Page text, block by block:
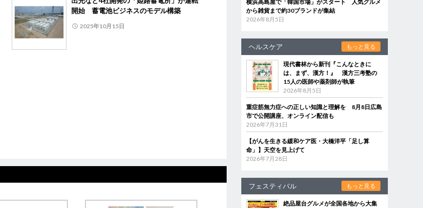
開始 蓄電池ビジネスのモデル構築
2025年10月15日
横浜高島屋で「韓国市場」がスタート 人気グルメ
から雑貨まで約30ブランドが集結
2026年8月5日
ヘルスケア もっと見る
現代書林から新刊『こんなときに
は、まず、漢方！』 漢方三考塾の
15人の医師や薬剤師が執筆
2026年8月5日
重症筋無力症への正しい知識と理解を 8月8日広島
市で公開講座、オンライン配信も
2026年7月31日
【がんを生きる緩和ケア医・大橋洋平「足し算
命」】天空を見上げて
2026年7月28日
フェスティバル もっと見る
絶品屋台グルメが全国各地から大集